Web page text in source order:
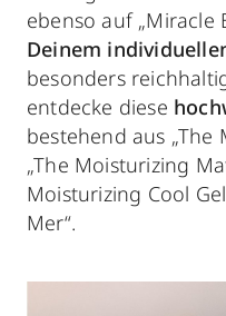
ebenso auf „Miracle
Deinem
besonders
entdecke diese
bestehend aus „The
„The Moisturizing
Moisturizing Cool
Mer“.